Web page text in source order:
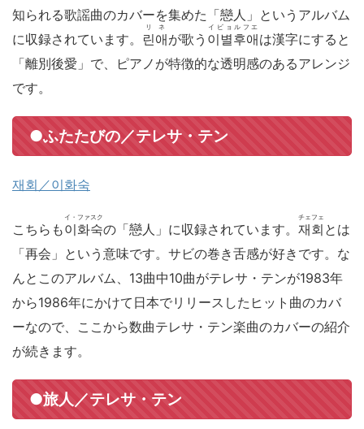
知られる歌謡曲のカバーを集めた「戀人」というアルバム
に収録されています。 린애
リネ
が歌う 이별후애
イビョルフエ
は漢字にすると
「離別後愛」で、ピアノが特徴的な透明感のあるアレンジ
です。
●ふたたびの／テレサ・テン
재회／이화숙
こちらも이화숙
イ・ファスク
の「戀人」に収録されています。 재회
チェフェ
とは
「再会」という意味です。サビの巻き舌感が好きです。な
んとこのアルバム、13曲中10曲がテレサ・テンが1983年
から1986年にかけて日本でリリースしたヒット曲のカバ
ーなので、ここから数曲テレサ・テン楽曲のカバーの紹介
が続きます。
●旅人／テレサ・テン